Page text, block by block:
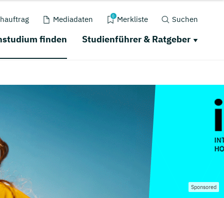
Mediadaten 0 Merkliste Suchen
finden Studienführer & Ratgeber
Sponsored